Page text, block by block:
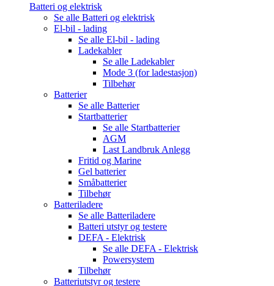
Batteri og elektrisk
Se alle Batteri og elektrisk
El-bil - lading
Se alle El-bil - lading
Ladekabler
Se alle Ladekabler
Mode 3 (for ladestasjon)
Tilbehør
Batterier
Se alle Batterier
Startbatterier
Se alle Startbatterier
AGM
Last Landbruk Anlegg
Fritid og Marine
Gel batterier
Småbatterier
Tilbehør
Batteriladere
Se alle Batteriladere
Batteri utstyr og testere
DEFA - Elektrisk
Se alle DEFA - Elektrisk
Powersystem
Tilbehør
Batteriutstyr og testere